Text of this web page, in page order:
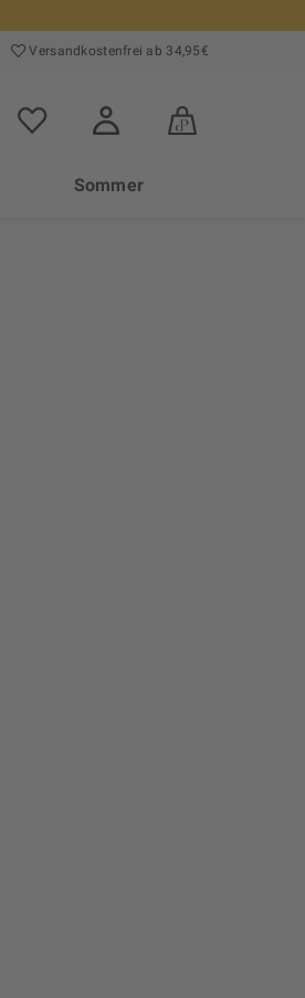
Versand­kosten­frei ab 34,95€
Sommer